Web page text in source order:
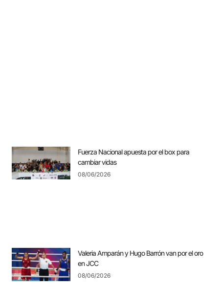
Fuerza Nacional apuesta por el box para
cambiar vidas
08/06/2026
Valeria Amparán y Hugo Barrón van por el oro
en JCC
08/06/2026